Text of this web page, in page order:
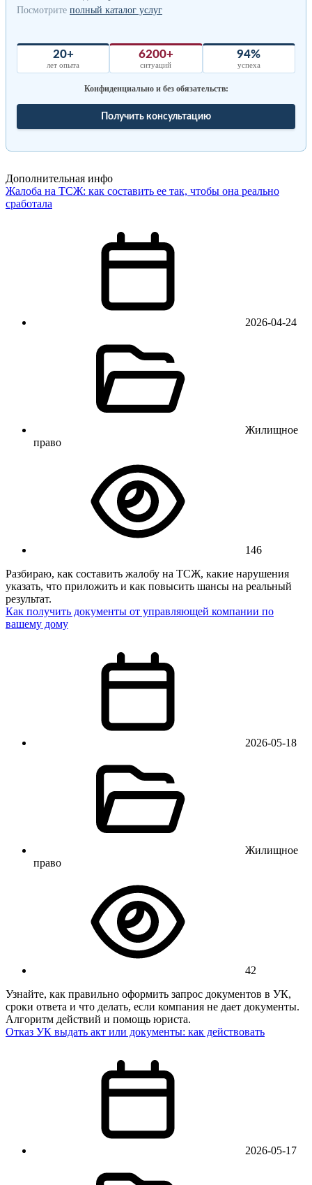
Посмотрите полный каталог услуг
20+
лет опыта
6200+
ситуаций
94%
успеха
Конфиденциально и без обязательств:
Получить консультацию
Дополнительная инфо
Жалоба на ТСЖ: как составить ее так, чтобы она реально
сработала
2026-04-24
Жилищное
право
146
Разбираю, как составить жалобу на ТСЖ, какие нарушения
указать, что приложить и как повысить шансы на реальный
результат.
Как получить документы от управляющей компании по
вашему дому
2026-05-18
Жилищное
право
42
Узнайте, как правильно оформить запрос документов в УК,
сроки ответа и что делать, если компания не дает документы.
Алгоритм действий и помощь юриста.
Отказ УК выдать акт или документы: как действовать
2026-05-17